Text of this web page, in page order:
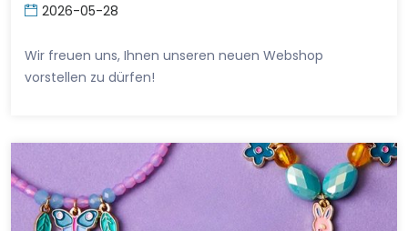
2026-05-28
Wir freuen uns, Ihnen unseren neuen Webshop
vorstellen zu dürfen!